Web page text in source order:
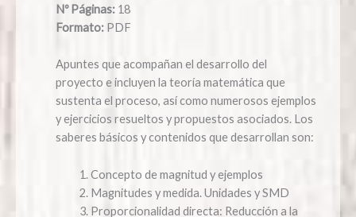
Nº Páginas: 18
Formato: PDF
Apuntes que acompañan el desarrollo del
proyecto e incluyen la teoría matemática que
sustenta el proceso, así como numerosos ejemplos
y ejercicios resueltos y propuestos asociados. Los
saberes básicos y contenidos que desarrollan son:
Concepto de magnitud y ejemplos
Magnitudes y medida. Unidades y SMD
Proporcionalidad directa: Reducción a la